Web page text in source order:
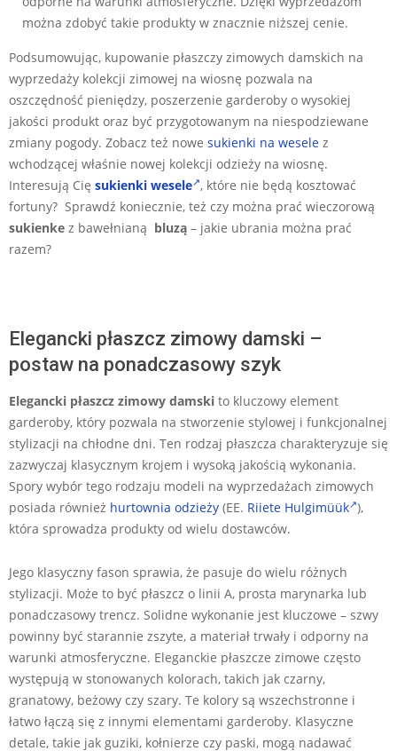
można zdobyć takie produkty w znacznie niższej cenie.
Podsumowując, kupowanie płaszczy zimowych damskich na
wyprzedaży kolekcji zimowej na wiosnę pozwala na
oszczędność pieniędzy, poszerzenie garderoby o wysokiej
jakości produkt oraz być przygotowanym na niespodziewane
zmiany pogody. Zobacz też nowe sukienki na wesele z
wchodzącej właśnie nowej kolekcji odzieży na wiosnę.
Interesują Cię sukienki wesele , które nie będą kosztować
fortuny? Sprawdź koniecznie, też czy można prać wieczorową
sukienke z bawełnianą bluzą – jakie ubrania można prać
razem?
Elegancki płaszcz zimowy damski –
postaw na ponadczasowy szyk
Elegancki płaszcz zimowy damski to kluczowy element
garderoby, który pozwala na stworzenie stylowej i funkcjonalnej
stylizacji na chłodne dni. Ten rodzaj płaszcza charakteryzuje się
zazwyczaj klasycznym krojem i wysoką jakością wykonania.
Spory wybór tego rodzaju modeli na wyprzedażach zimowych
posiada również hurtownia odzieży (EE. Riiete Hulgimüük ),
która sprowadza produkty od wielu dostawców.
Jego klasyczny fason sprawia, że pasuje do wielu różnych
stylizacji. Może to być płaszcz o linii A, prosta marynarka lub
ponadczasowy trencz. Solidne wykonanie jest kluczowe – szwy
powinny być starannie zszyte, a materiał trwały i odporny na
warunki atmosferyczne. Eleganckie płaszcze zimowe często
występują w stonowanych kolorach, takich jak czarny,
granatowy, beżowy czy szary. Te kolory są wszechstronne i
łatwo łączą się z innymi elementami garderoby. Klasyczne
detale, takie jak guziki, kołnierze czy paski, mogą nadawać